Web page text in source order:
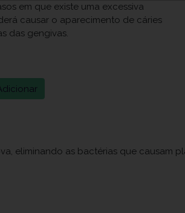
em que existe uma excessiva
causar o aparecimento de cáries
das gengivas.
eliminando as bactérias que causam